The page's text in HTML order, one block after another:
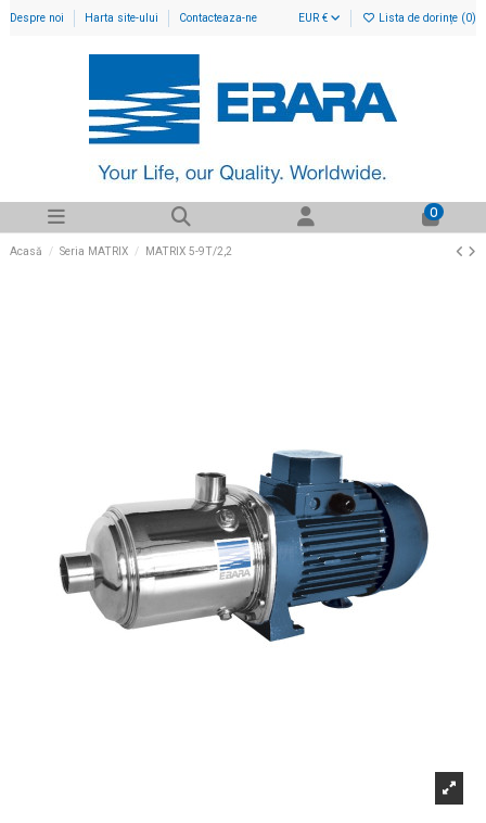
Despre noi Harta site-ului Contacteaza-ne EUR € Lista de dorințe (0)
0
Acasă Seria MATRIX MATRIX 5-9T/2,2